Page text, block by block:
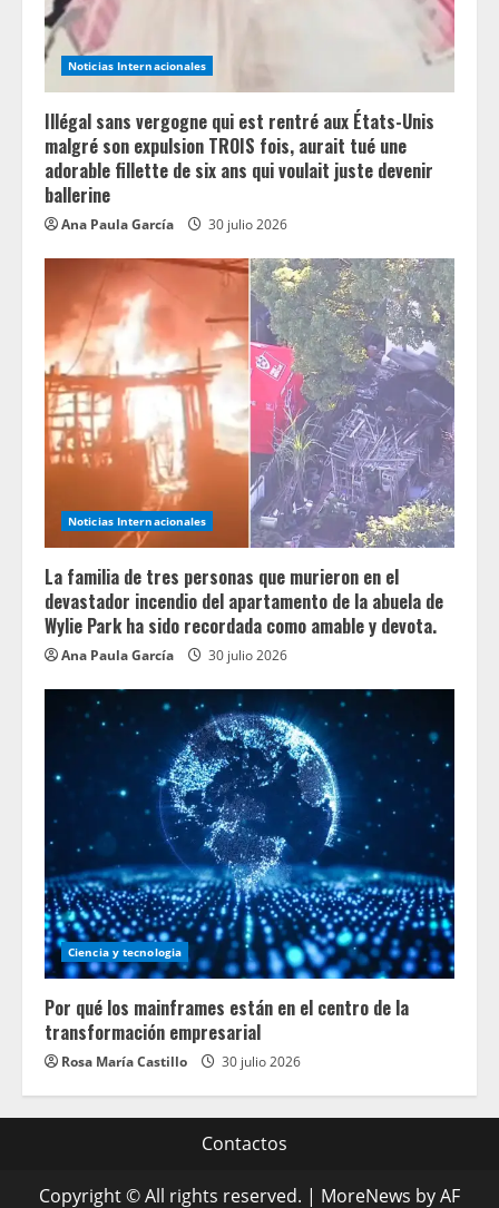
Noticias Internacionales
Illégal sans vergogne qui est rentré aux États-Unis
malgré son expulsion TROIS fois, aurait tué une
adorable fillette de six ans qui voulait juste devenir
ballerine
Ana Paula García 30 julio 2026
Noticias Internacionales
La familia de tres personas que murieron en el
devastador incendio del apartamento de la abuela de
Wylie Park ha sido recordada como amable y devota.
Ana Paula García 30 julio 2026
Ciencia y tecnologia
Por qué los mainframes están en el centro de la
transformación empresarial
Rosa María Castillo 30 julio 2026
Contactos
Copyright © All rights reserved. | MoreNews by AF